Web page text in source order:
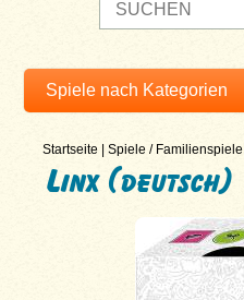
Startseite |Spiele / Familienspiele
Linx (deutsch)